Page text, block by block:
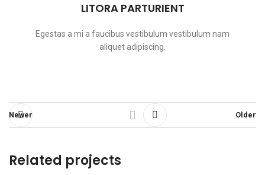
LITORA PARTURIENT
Egestas a mi a faucibus vestibulum vestibulum nam
aliquet adipiscing.
Newer Older
Related projects